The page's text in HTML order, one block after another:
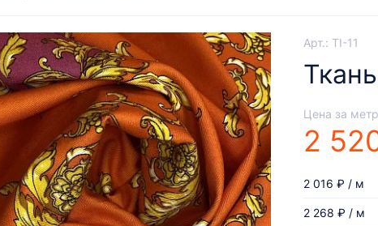
Арт.: TI-11
Цена за
2
2 268 ₽ / м
2 016 ₽ / м